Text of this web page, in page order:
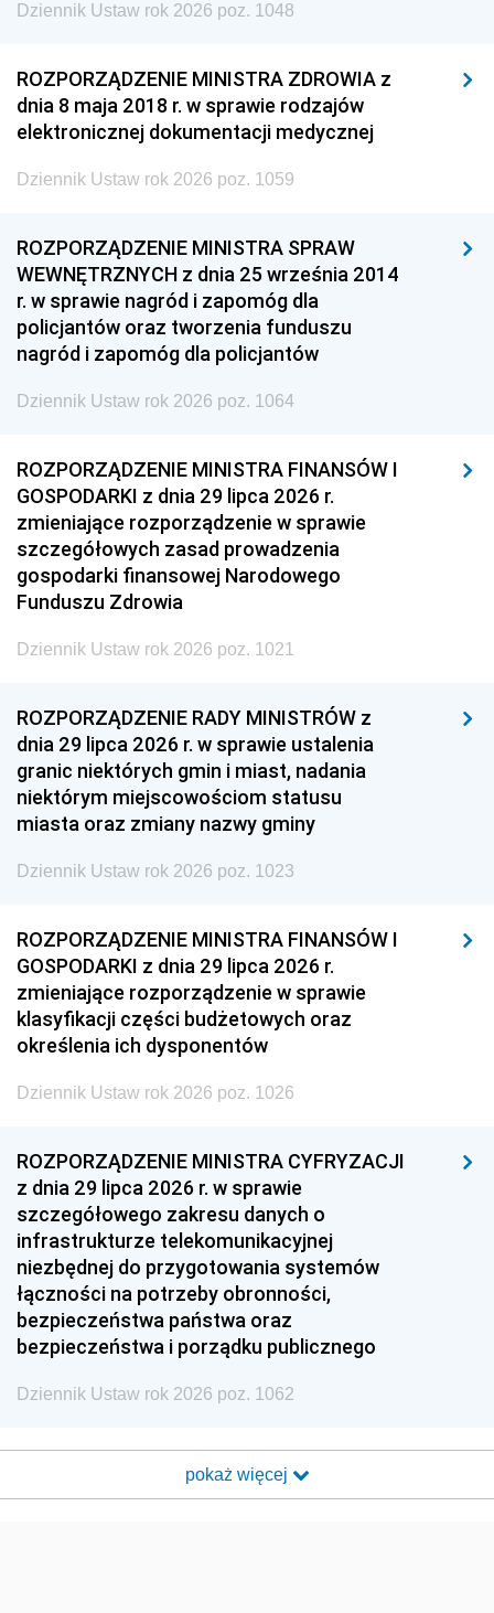
Dziennik Ustaw rok 2026 poz. 1048
ROZPORZĄDZENIE MINISTRA ZDROWIA z
dnia 8 maja 2018 r. w sprawie rodzajów
elektronicznej dokumentacji medycznej
Dziennik Ustaw rok 2026 poz. 1059
ROZPORZĄDZENIE MINISTRA SPRAW
WEWNĘTRZNYCH z dnia 25 września 2014
r. w sprawie nagród i zapomóg dla
policjantów oraz tworzenia funduszu
nagród i zapomóg dla policjantów
Dziennik Ustaw rok 2026 poz. 1064
ROZPORZĄDZENIE MINISTRA FINANSÓW I
GOSPODARKI z dnia 29 lipca 2026 r.
zmieniające rozporządzenie w sprawie
szczegółowych zasad prowadzenia
gospodarki finansowej Narodowego
Funduszu Zdrowia
Dziennik Ustaw rok 2026 poz. 1021
ROZPORZĄDZENIE RADY MINISTRÓW z
dnia 29 lipca 2026 r. w sprawie ustalenia
granic niektórych gmin i miast, nadania
niektórym miejscowościom statusu
miasta oraz zmiany nazwy gminy
Dziennik Ustaw rok 2026 poz. 1023
ROZPORZĄDZENIE MINISTRA FINANSÓW I
GOSPODARKI z dnia 29 lipca 2026 r.
zmieniające rozporządzenie w sprawie
klasyfikacji części budżetowych oraz
określenia ich dysponentów
Dziennik Ustaw rok 2026 poz. 1026
ROZPORZĄDZENIE MINISTRA CYFRYZACJI
z dnia 29 lipca 2026 r. w sprawie
szczegółowego zakresu danych o
infrastrukturze telekomunikacyjnej
niezbędnej do przygotowania systemów
łączności na potrzeby obronności,
bezpieczeństwa państwa oraz
bezpieczeństwa i porządku publicznego
Dziennik Ustaw rok 2026 poz. 1062
pokaż więcej